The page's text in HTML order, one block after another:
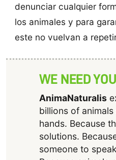
denunciar cualquier
los animales y para
este no vuelvan a
WE NEED
AnimaNaturalis
billions of
hands. Because
solutions.
someone to